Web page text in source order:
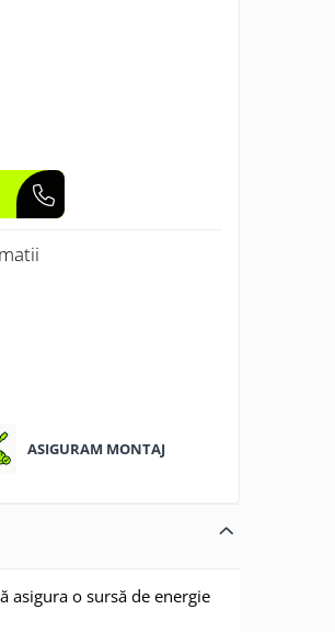
ASIGURAM MONTAJ
asigura o sursă de energie